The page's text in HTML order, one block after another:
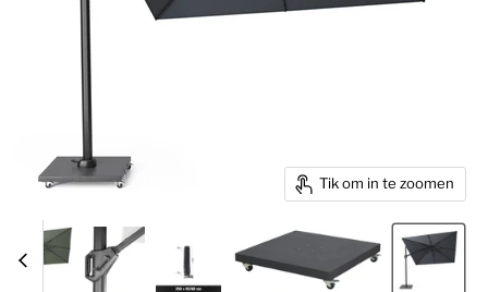
Tik om in te zoomen